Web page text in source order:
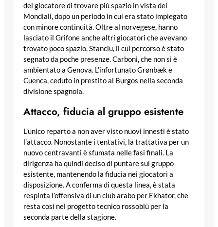
del giocatore di trovare più spazio in vista dei
Mondiali, dopo un periodo in cui era stato impiegato
con minore continuità. Oltre al norvegese, hanno
lasciato il Grifone anche altri giocatori che avevano
trovato poco spazio. Stanciu, il cui percorso è stato
segnato da poche presenze. Carboni, che non si è
ambientato a Genova. L’infortunato Grønbæk e
Cuenca, ceduto in prestito al Burgos nella seconda
divisione spagnola.
Attacco, fiducia al gruppo esistente
L’unico reparto a non aver visto nuovi innesti è stato
l’attacco. Nonostante i tentativi, la trattativa per un
nuovo centravanti è sfumata nelle fasi finali. La
dirigenza ha quindi deciso di puntare sul gruppo
esistente, mantenendo la fiducia nei giocatori a
disposizione. A conferma di questa linea, è stata
respinta l’offensiva di un club arabo per Ekhator, che
resta così nel progetto tecnico rossoblù per la
seconda parte della stagione.